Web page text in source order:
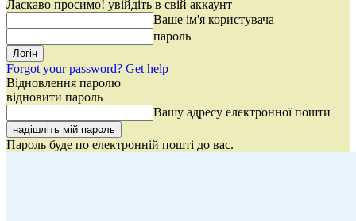
Ласкаво просимо! увійдіть в свій аккаунт
Ваше ім'я користувача
пароль
Forgot your password? Get help
Відновлення паролю
відновити пароль
Вашу адресу електронної пошти
Пароль буде по електронній пошті до вас.